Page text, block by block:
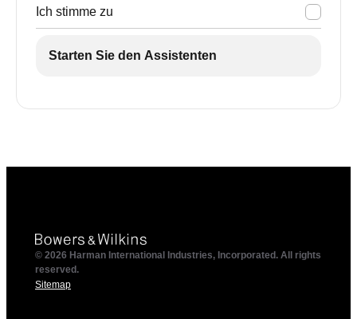
Ich stimme zu
Starten Sie den Assistenten
© 2026 Harman International Industries, Incorporated. All rights
reserved.
Sitemap